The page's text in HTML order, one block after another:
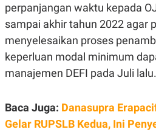
I
KANAL
P
U
T
A
I
M
E
S
perpanjangan waktu kepada
sampai akhir tahun 2022 agar
menyelesaikan proses
keperluan modal minimum
manajemen DEFI pada Juli lalu.
Baca Juga: Danasupra
Gelar RUPSLB Kedua, Ini